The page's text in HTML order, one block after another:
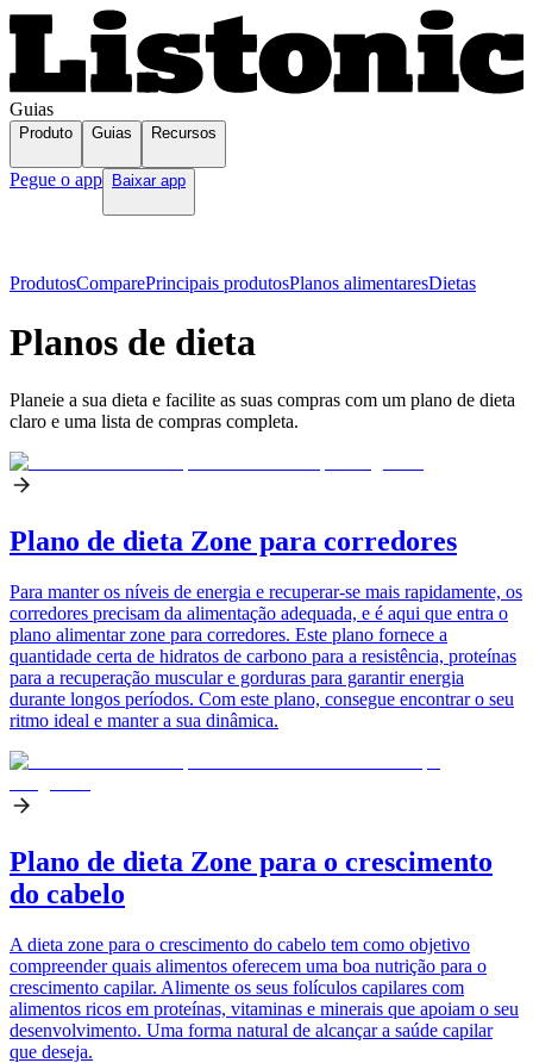
Guias
Produto Guias Recursos
Pegue o app Baixar app
ProdutosComparePrincipais produtosPlanos alimentaresDietas
Planos de dieta
Planeie a sua dieta e facilite as suas compras com um plano de dieta
claro e uma lista de compras completa.
Plano de dieta Zone para corredores
Para manter os níveis de energia e recuperar-se mais rapidamente, os
corredores precisam da alimentação adequada, e é aqui que entra o
plano alimentar zone para corredores. Este plano fornece a
quantidade certa de hidratos de carbono para a resistência, proteínas
para a recuperação muscular e gorduras para garantir energia
durante longos períodos. Com este plano, consegue encontrar o seu
ritmo ideal e manter a sua dinâmica.
Plano de dieta Zone para o crescimento
do cabelo
A dieta zone para o crescimento do cabelo tem como objetivo
compreender quais alimentos oferecem uma boa nutrição para o
crescimento capilar. Alimente os seus folículos capilares com
alimentos ricos em proteínas, vitaminas e minerais que apoiam o seu
desenvolvimento. Uma forma natural de alcançar a saúde capilar
que deseja.